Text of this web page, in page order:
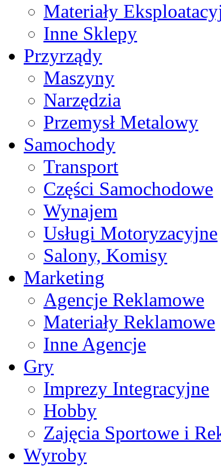
Materiały
Inne Sklepy
Przyrządy
Maszyny
Narzędzia
Przemysł Metalowy
Samochody
Transport
Części Samochodowe
Wynajem
Usługi Motoryzacyjne
Salony, Komisy
Marketing
Agencje Reklamowe
Materiały Reklamowe
Inne Agencje
Gry
Imprezy Integracyjne
Hobby
Zajęcia Sportowe i
Wyroby